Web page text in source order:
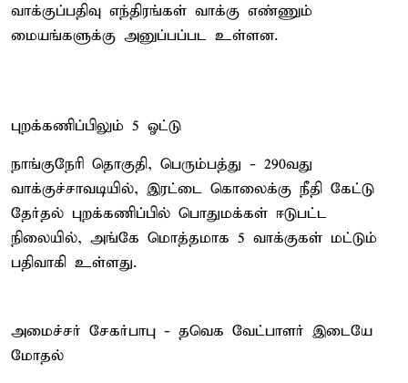
வாக்குப்பதிவு எந்திரங்கள் வாக்கு எண்ணும்
மையங்களுக்கு அனுப்பப்பட உள்ளன.
புறக்கணிப்பிலும் 5 ஓட்டு
நாங்குநேரி தொகுதி, பெரும்பத்து - 290வது
வாக்குச்சாவடியில், இரட்டை கொலைக்கு நீதி கேட்டு
தேர்தல் புறக்கணிப்பில் பொதுமக்கள் ஈடுபட்ட
நிலையில், அங்கே மொத்தமாக 5 வாக்குகள் மட்டும்
பதிவாகி உள்ளது.
அமைச்சர் சேகர்பாபு - தவெக வேட்பாளர் இடையே
மோதல்